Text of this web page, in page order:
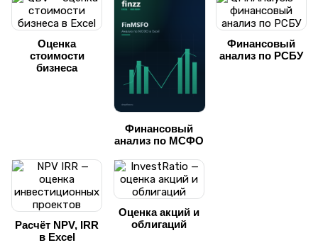
Оценка
стоимости
бизнеса
Финансовый
анализ по МСФО
Финансовый
анализ по РСБУ
Расчёт NPV, IRR
в Excel
Оценка акций и
облигаций